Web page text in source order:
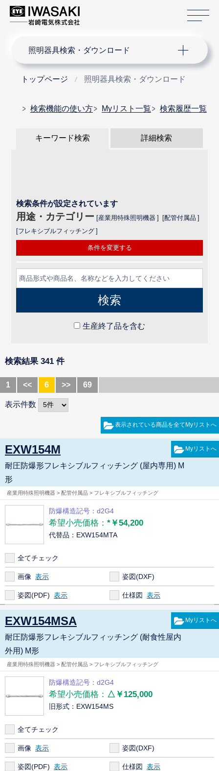
照明器具検索・ダウンロード
トップページ 照明器具検索・ダウンロード
検索機能の使い方 Myリスト一覧 検索履歴一覧
キーワード検索 詳細検索
条件を変更する
検索条件が設定されています
用途・カテゴリー 産業用特殊照明機器
配管付属品
フレキシブルフィッチング
生産終了品を含む
検索結果 341 件
1 << 6 >> 69
表示件数
EXW154M
耐圧防爆形フレキシブルフィッチング (屋内専用) M
形
産業用特殊照明機器 > 配管付属品 > フレキシブルフィッチング
防爆構造記号：d2G4
希望小売価格： *￥54,200
代替品：EXW154MTA
全てチェック
画像 姿図(DXF)
姿図(PDF) 仕様図
EXW154MSA
耐圧防爆形フレキシブルフィッチング (耐食性屋内
外用) M形
産業用特殊照明機器 > 配管付属品 > フレキシブルフィッチング
防爆構造記号：d2G4
希望小売価格： △￥125,000
旧形式：EXW154MS
全てチェック
画像 姿図(DXF)
姿図(PDF) 仕様図